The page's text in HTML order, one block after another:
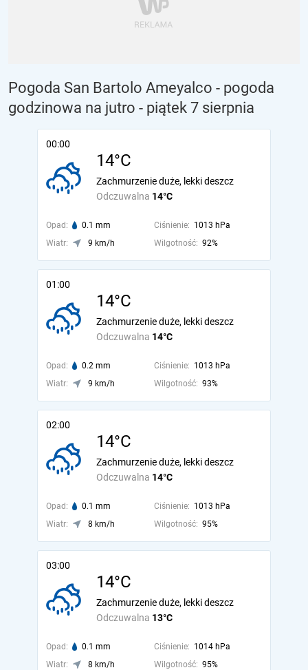
Pogoda San Bartolo Ameyalco - pogoda
godzinowa na jutro - piątek 7 sierpnia
00:00
14°C
Odczuwalna 14°C
Zachmurzenie duże, lekki deszcz
Opad: 0.1 mm Ciśnienie: 1013 hPa
Wiatr:
9 km/h Wilgotność: 92%
01:00
14°C
Odczuwalna 14°C
Zachmurzenie duże, lekki deszcz
Opad: 0.2 mm Ciśnienie: 1013 hPa
Wiatr:
9 km/h Wilgotność: 93%
02:00
14°C
Odczuwalna 14°C
Zachmurzenie duże, lekki deszcz
Opad: 0.1 mm Ciśnienie: 1013 hPa
Wiatr:
8 km/h Wilgotność: 95%
03:00
14°C
Odczuwalna 13°C
Zachmurzenie duże, lekki deszcz
Opad: 0.1 mm Ciśnienie: 1014 hPa
Wiatr:
8 km/h Wilgotność: 95%